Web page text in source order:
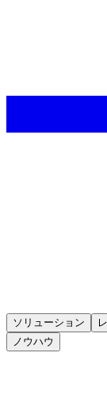
ソリューション
ノウハウ